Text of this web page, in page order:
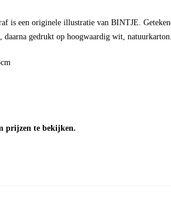
is een originele illustratie van BINTJE.
daarna gedrukt op hoogwaardig wit,
prijzen te bekijken.